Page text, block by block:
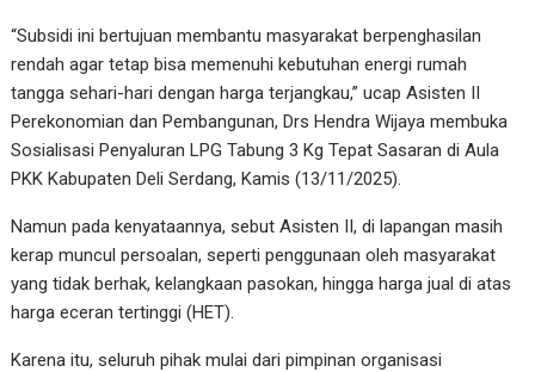
“Subsidi ini bertujuan membantu masyarakat berpenghasilan
rendah agar tetap bisa memenuhi kebutuhan energi rumah
tangga sehari-hari dengan harga terjangkau,” ucap Asisten II
Perekonomian dan Pembangunan, Drs Hendra Wijaya membuka
Sosialisasi Penyaluran LPG Tabung 3 Kg Tepat Sasaran di Aula
PKK Kabupaten Deli Serdang, Kamis (13/11/2025).
Namun pada kenyataannya, sebut Asisten II, di lapangan masih
kerap muncul persoalan, seperti penggunaan oleh masyarakat
yang tidak berhak, kelangkaan pasokan, hingga harga jual di atas
harga eceran tertinggi (HET).
Karena itu, seluruh pihak mulai dari pimpinan organisasi